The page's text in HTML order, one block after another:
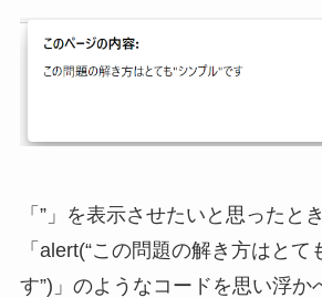
「”」を表示させたいと思ったと
「alert(“この問題の解き方はとて
す”)」のようなコードを思い浮か